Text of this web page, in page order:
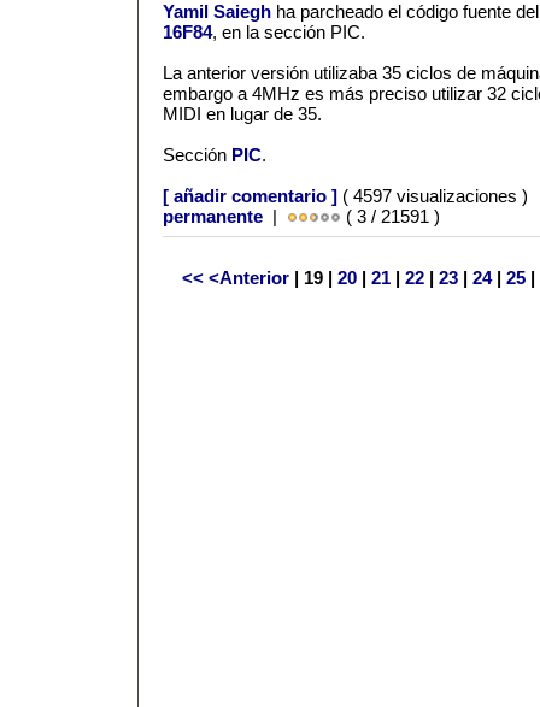
Yamil Saiegh ha parcheado el código fuente
16F84, en la sección PIC.
La anterior versión utilizaba 35 ciclos de
embargo a 4MHz es más preciso utilizar 32
MIDI en lugar de 35.
Sección PIC.
[ añadir comentario ] ( 4597 visualizaciones
permanente | ( 3 / 21591 )
<< <Anterior | 19 | 20| 21| 22| 23| 24| 25|